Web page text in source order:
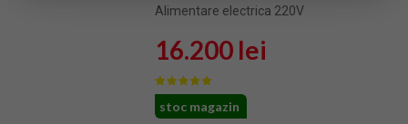
Alimentare electrica 220V
16.200 lei
stoc magazin